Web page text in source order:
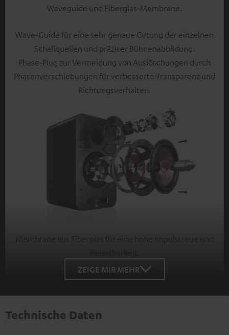
Waveguide und Fiberglas-Membrane.
Wave-Guide für eine sehr genaue Ortung der einzelnen
Schallquellen und präziser Bühnenabbildung.
Phase-Plug zur Vermeidung von Auslöschungen durch
Phasenverschiebungen für verbesserte Transparenz und
Richtungsverhalten.
ZEIGE MIR MEHR
Technische Daten